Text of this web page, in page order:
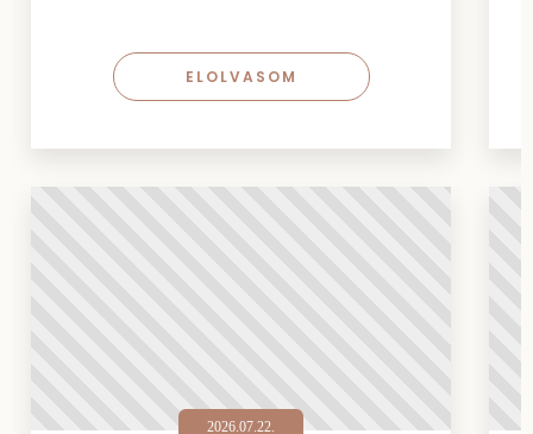
ELOLVASOM
2026.07.22.